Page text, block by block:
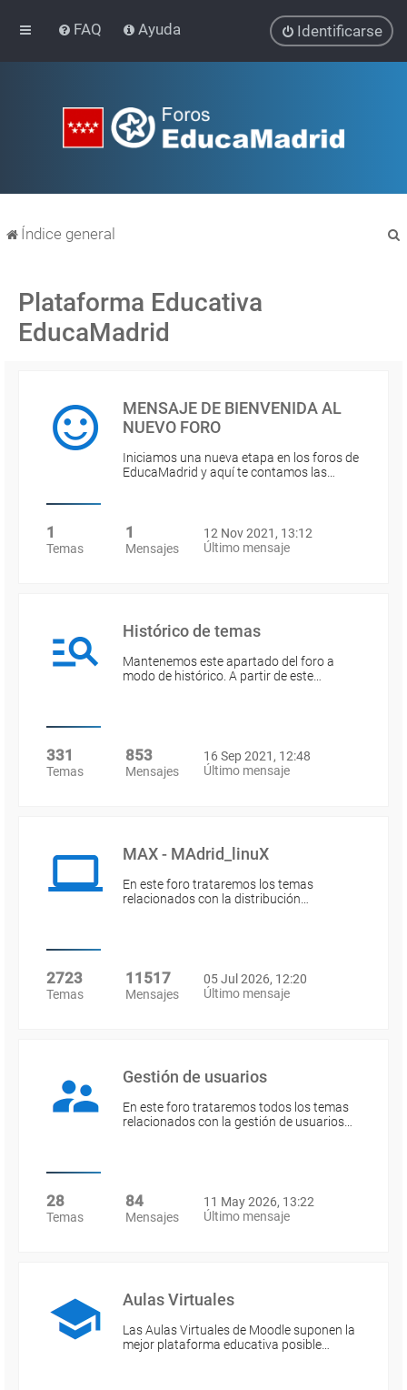
FAQ Ayuda Identificarse
Índice general
Plataforma Educativa
EducaMadrid
MENSAJE DE BIENVENIDA AL
NUEVO FORO
Iniciamos una nueva etapa en los foros de
EducaMadrid y aquí te contamos las…
1
Temas
1
Mensajes
12 Nov 2021, 13:12
Último mensaje
Histórico de temas
Mantenemos este apartado del foro a
modo de histórico. A partir de este…
331
Temas
853
Mensajes
16 Sep 2021, 12:48
Último mensaje
MAX - MAdrid_linuX
En este foro trataremos los temas
relacionados con la distribución…
2723
Temas
11517
Mensajes
05 Jul 2026, 12:20
Último mensaje
Gestión de usuarios
En este foro trataremos todos los temas
relacionados con la gestión de usuarios…
28
Temas
84
Mensajes
11 May 2026, 13:22
Último mensaje
Aulas Virtuales
Las Aulas Virtuales de Moodle suponen la
mejor plataforma educativa posible…